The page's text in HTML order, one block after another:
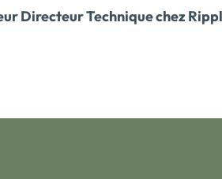
Directeur Technique chez